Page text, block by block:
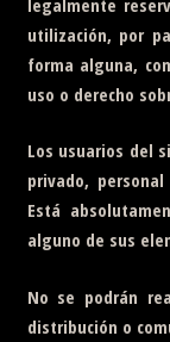
utilización, por
forma alguna,
uso o derecho
Los usuarios del
privado,
Está
alguno de sus
No se podrán
distribución o